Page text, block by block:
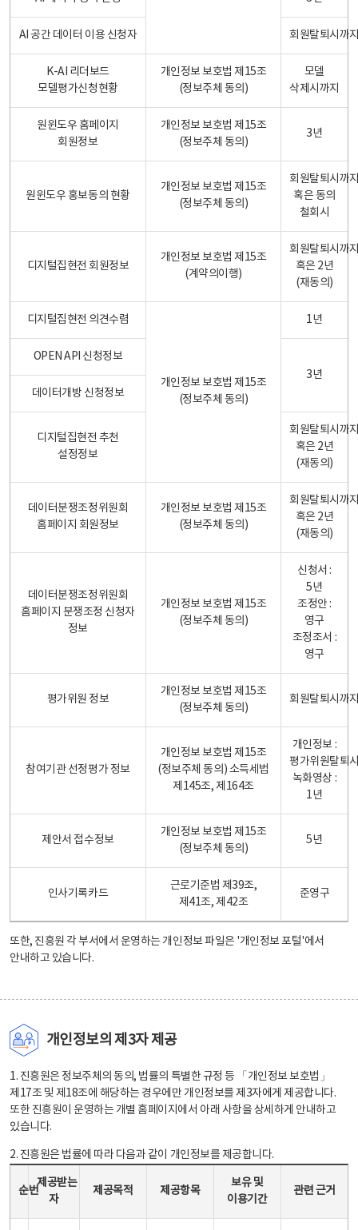
AI 공간 데이터 이용 신청자 회원탈퇴시까
K-AI 리더보드
모델평가신청현황
개인정보 보호법 제15조
(정보주체 동의)
모델
삭제시까지
원윈도우 홈페이지
회원정보
개인정보 보호법 제15조
(정보주체 동의)
3년
원윈도우 홍보동의 현황
개인정보 보호법 제15조
(정보주체 동의)
회원탈퇴시까
혹은 동의
철회시
디지털집현전 회원정보
개인정보 보호법 제15조
(계약의이행)
회원탈퇴시까
혹은 2년
(재동의)
디지털집현전 의견수렴
개인정보 보호법 제15조
(정보주체 동의)
1년
OPEN API 신청정보
3년
데이터개방 신청정보
디지털집현전 추천
설정정보
회원탈퇴시까
혹은 2년
(재동의)
데이터분쟁조정위원회
홈페이지 회원정보
개인정보 보호법 제15조
(정보주체 동의)
회원탈퇴시까
혹은 2년
(재동의)
데이터분쟁조정위원회
홈페이지 분쟁조정 신청자
정보
개인정보 보호법 제15조
(정보주체 동의)
신청서 :
5년
조정안 :
영구
조정조서 :
영구
평가위원 정보
개인정보 보호법 제15조
(정보주체 동의)
회원탈퇴시까
참여기관 선정평가 정보
개인정보 보호법 제15조
(정보주체 동의) 소득세법
제145조, 제164조
개인정보 :
평가위원탈퇴
녹화영상 :
1년
제안서 접수정보
개인정보 보호법 제15조
(정보주체 동의)
5년
인사기록카드
근로기준법 제39조,
제41조, 제42조
준영구
또한, 진흥원 각 부서에서 운영하는 개인정보 파일은 '개인정보 포털'에서
안내하고 있습니다.
개인정보의 제3자 제공
1. 진흥원은 정보주체의 동의, 법률의 특별한 규정 등 「개인정보 보호법」
제17조 및 제18조에 해당하는 경우에만 개인정보를 제3자에게 제공합니다.
또한 진흥원이 운영하는 개별 홈페이지에서 아래 사항을 상세하게 안내하고
있습니다.
2. 진흥원은 법률에 따라 다음과 같이 개인정보를 제공합니다.
순번
제공받는
자
제공목적 제공항목
보유 및
이용기간
관련 근거